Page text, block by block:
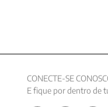
CONECTE-SE
E fique por dentro de